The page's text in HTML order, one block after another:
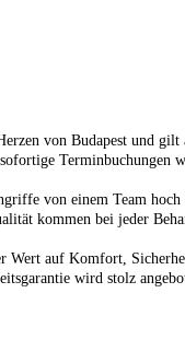
von Budapest und
Terminbuchungen
von einem Team
kommen bei jeder
auf Komfort,
wird stolz